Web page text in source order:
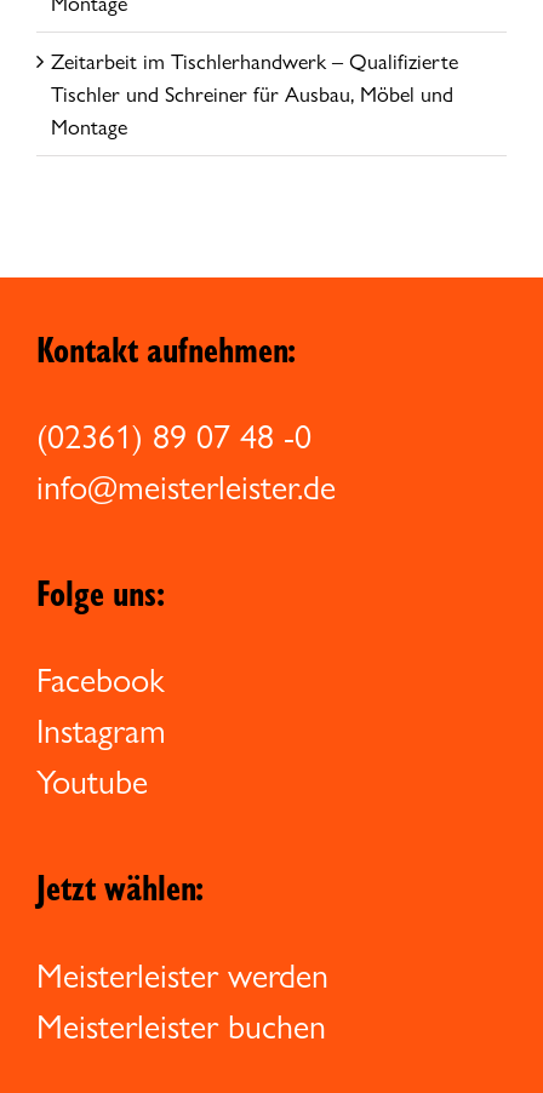
Zeitarbeit im Tischlerhandwerk – Qualifizierte
Tischler und Schreiner für Ausbau, Möbel und
Montage
Kontakt aufnehmen:
(02361) 89 07 48 -0
info@meisterleister.de
Folge uns:
Facebook
Instagram
Youtube
Jetzt wählen:
Meisterleister werden
Meisterleister buchen